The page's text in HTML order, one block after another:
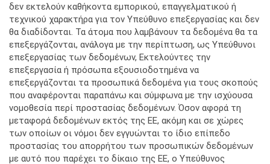
δεν εκτελούν καθήκοντα εμπορικού, επαγγελματικού ή
τεχνικού χαρακτήρα για τον Υπεύθυνο επεξεργασίας και δεν
θα διαδίδονται. Τα άτομα που λαμβάνουν τα δεδομένα θα τα
επεξεργάζονται, ανάλογα με την περίπτωση, ως Υπεύθυνοι
επεξεργασίας των δεδομένων, Εκτελούντες την
επεξεργασία ή πρόσωπα εξουσιοδοτημένα να
επεξεργάζονται τα προσωπικά δεδομένα για τους σκοπούς
που αναφέρονται παραπάνω και σύμφωνα με την ισχύουσα
νομοθεσία περί προστασίας δεδομένων. Όσον αφορά τη
μεταφορά δεδομένων εκτός της ΕΕ, ακόμη και σε χώρες
των οποίων οι νόμοι δεν εγγυώνται το ίδιο επίπεδο
προστασίας του απορρήτου των προσωπικών δεδομένων
με αυτό που παρέχει το δίκαιο της ΕΕ, ο Υπεύθυνος